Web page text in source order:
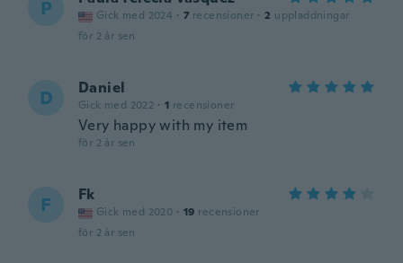
P Gick med 2024 · 7 recensioner · 2 uppladdningar
för 2 år sen
D Daniel
Gick med 2022 · 1 recensioner
Very happy with my item
för 2 år sen
F Fk
Gick med 2020 · 19 recensioner
för 2 år sen